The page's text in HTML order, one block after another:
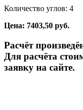
Количество углов: 4
Цена: 7403,50 руб.
Расчёт
Для расчёта
заявку на сайте.